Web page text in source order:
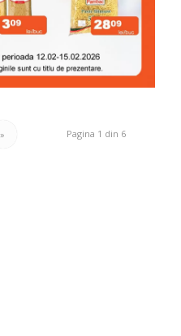
Pagina 1 din 6
»